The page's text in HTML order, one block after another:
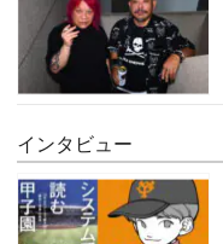
インタビュー